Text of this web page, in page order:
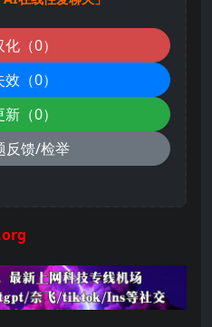
（0）
（0）
（0）
反馈/检举